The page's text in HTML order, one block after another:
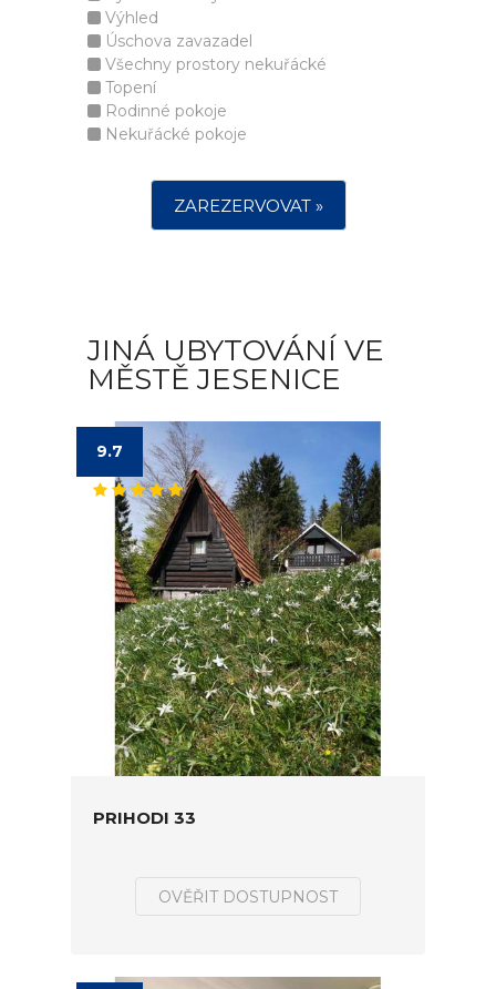
Výhled
Úschova zavazadel
Všechny prostory nekuřácké
Topení
Rodinné pokoje
Nekuřácké pokoje
ZAREZERVOVAT »
JINÁ UBYTOVÁNÍ VE
MĚSTĚ JESENICE
9.7
PRIHODI 33
OVĚŘIT DOSTUPNOST